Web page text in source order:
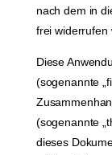
nach dem in
frei widerrufen
Diese
(sogenannte
(sogenannte
dieses